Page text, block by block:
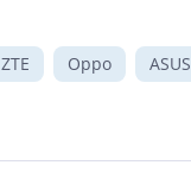
ZTE Oppo ASUS